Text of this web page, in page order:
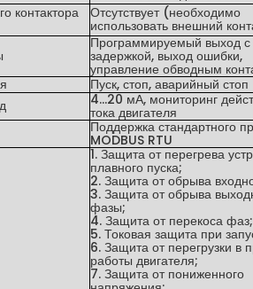
контактора
Отсутствует (необходимо
использовать внешний
Программируемый выход с
задержкой, выход ошибки,
управление обводным
Пуск, стоп, аварийный стоп
4…20 мА, мониторинг
тока двигателя
Поддержка стандартного
MODBUS RTU
1. Защита от перегрева
плавного пуска;
2. Защита от обрыва
3. Защита от обрыва
фазы;
4. Защита от перекоса фаз;
5. Токовая защита при
6. Защита от перегрузки в
работы двигателя;
7. Защита от пониженного